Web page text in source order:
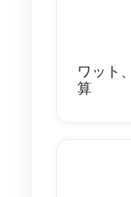
ワット
算